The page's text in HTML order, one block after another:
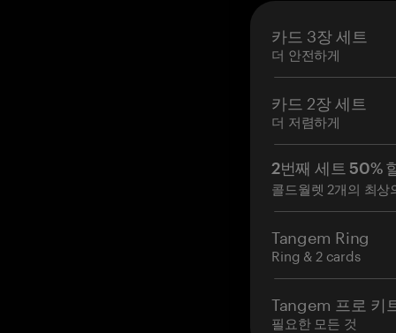
카드 3장 세트
더 안전하게
카드 2장 세트
더 저렴하게
2번째 세트 50%
콜드월렛 2개의 최상
Tangem Ring
Ring & 2 cards
Tangem 프로 키
필요한 모든 것